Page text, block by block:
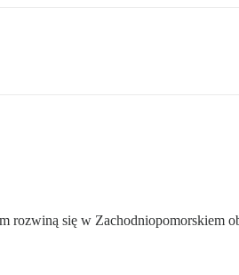
rozwiną się w Zachodniopomorskiem